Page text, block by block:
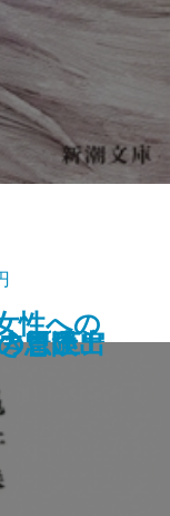
〔下〕
帰還
人の扇
冒険
思い出
性への
〔上〕